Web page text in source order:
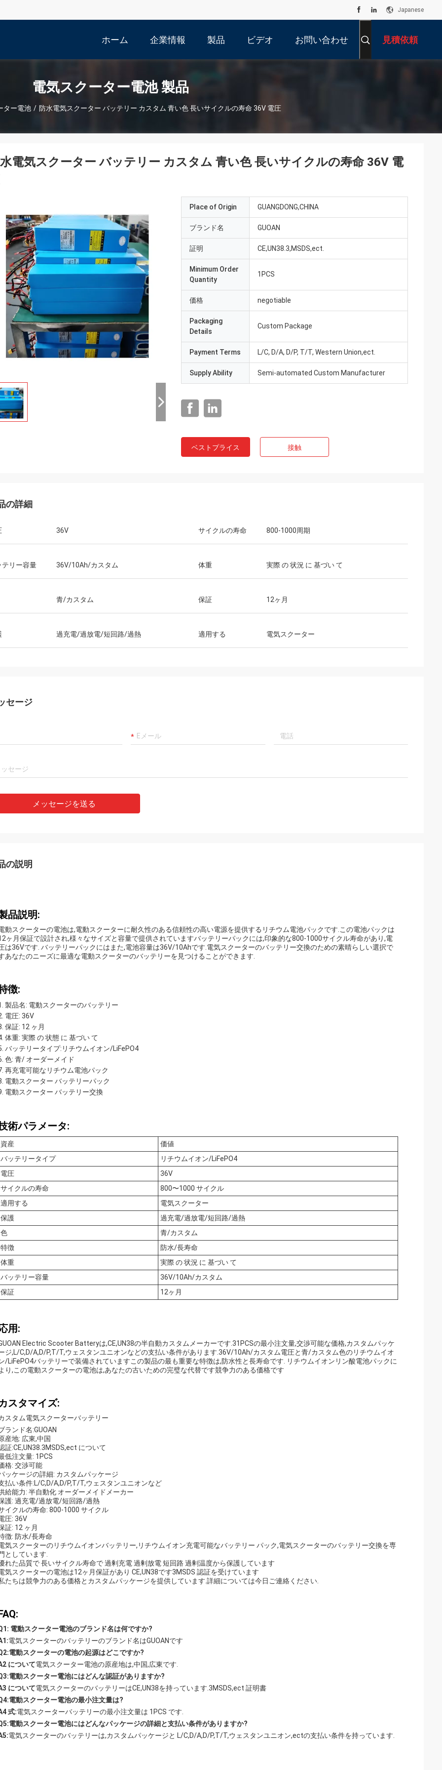
Japanese
ホーム 企業情報 製品 ビデオ お問い合わせ 見積依頼
電気スクーター電池 製品
ター電池 / 防水電気スクーター バッテリー カスタム 青い色 長いサイクルの寿命 36V 電圧
電気スクーター バッテリー カスタム 青い色 長いサイクルの寿命 36V 電
Place of Origin GUANGDONG,CHINA
ブランド名 GUOAN
証明 CE,UN38.3,MSDS,ect.
Minimum Order
Quantity
1PCS
価格 negotiable
Packaging
Details
Custom Package
Payment Terms L/C, D/A, D/P, T/T, Western Union,ect.
Supply Ability Semi-automated Custom Manufacturer
ベストプライス 接触
の詳細
36V サイクルの寿命 800-1000周期
テリー容量 36V/10Ah/カスタム 体重 実際 の 状況 に 基づい て
青/カスタム 保証 12ヶ月
過充電/過放電/短回路/過熱 適用する 電気スクーター
セージ
メッセージを送る
の説明
品説明:
動スクーターの電池は,電動スクーターに耐久性のある信頼性の高い電源を提供するリチウム電池パックです.この電池パックは
ヶ月保証で設計され,様々なサイズと容量で提供されていますバッテリーパックには,印象的な800-1000サイクル寿命があり,電
は36Vです. バッテリーパックにはまた,電池容量は36V/10Ahです.電気スクーターのバッテリー交換のための素晴らしい選択で
あなたのニーズに最適な電動スクーターのバッテリーを見つけることができます.
徴:
製品名: 電動スクーターのバッテリー
電圧: 36V
保証: 12 ヶ月
体重: 実際 の 状態 に 基づい て
バッテリータイプ:リチウムイオン/LiFePO4
色: 青/ オーダーメイド
再充電可能なリチウム電池パック
電動スクーター バッテリーパック
電動スクーター バッテリー交換
術パラメータ:
資産
価値
バッテリータイプ
リチウムイオン/LiFePO4
電圧
36V
サイクルの寿命
800〜1000 サイクル
適用する
電気スクーター
保護
過充電/過放電/短回路/過熱
色
青/カスタム
特徴
防水/長寿命
体重
実際 の 状況 に 基づい て
バッテリー容量
36V/10Ah/カスタム
保証
12ヶ月
用:
Electric Scooter Batteryは,CE,UN38の半自動カスタムメーカーです.31PCSの最小注文量,交渉可能な価格,カスタムパッケ
ジ,L/C,D/A,D/P,T/T,ウェスタンユニオンなどの支払い条件があります.36V/10Ah/カスタム電圧と青/カスタム色のリチウムイオ
/LiFePO4バッテリーで装備されていますこの製品の最も重要な特徴は,防水性と長寿命です. リチウムイオンリン酸電池パックに
り,この電動スクーターの電池は,あなたの古いための完璧な代替です競争力のある価格です
スタマイズ:
スタム電気スクーターバッテリー
ランド名:GUOAN
産地: 広東,中国
証:CE,UN38.3MSDS,ect について
低注文量: 1PCS
格: 交渉可能
ッケージの詳細: カスタムパッケージ
払い条件:L/C,D/A,D/P,T/T,ウェスタンユニオンなど
給能力: 半自動化 オーダーメイドメーカー
護: 過充電/過放電/短回路/過熱
イクルの寿命: 800-1000 サイクル
圧: 36V
証: 12 ヶ月
徴: 防水/長寿命
気スクーターのリチウムイオンバッテリー,リチウムイオン充電可能なバッテリー パック,電気スクーターのバッテリー交換を専
としています.
れた品質で 長いサイクル寿命で 過剰充電 過剰放電 短回路 過剰温度から保護しています
気スクーターの電池は12ヶ月保証があり CE,UN38です3MSDS 認証を受けています
たちは競争力のある価格とカスタムパッケージを提供しています.詳細については今日ご連絡ください.
電動スクーター電池のブランド名は何ですか?
電気スクーターのバッテリーのブランド名はGUOANです
電動スクーターの電池の起源はどこですか?
について電気スクーター電池の原産地は,中国,広東です.
電動スクーター電池にはどんな認証がありますか?
について電気スクーターのバッテリーはCE,UN38を持っています.3MSDS,ect 証明書
電動スクーター電池の最小注文量は?
式:電気スクーターバッテリーの最小注文量は 1PCS です.
電動スクーター電池にはどんなパッケージの詳細と支払い条件がありますか?
電気スクーターのバッテリーは,カスタムパッケージと L/C,D/A,D/P,T/T,ウェスタンユニオン,ectの支払い条件を持っています.